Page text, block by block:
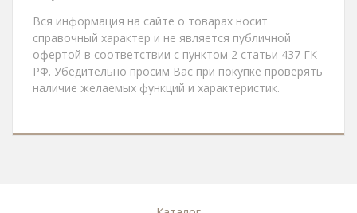
Вся информация на сайте о товарах носит
справочный характер и не является публичной
офертой в соответствии с пунктом 2 статьи 437 ГК
РФ. Убедительно просим Вас при покупке проверять
наличие желаемых функций и характеристик.